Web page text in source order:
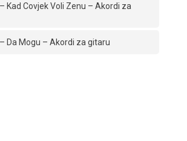
Kad Covjek Voli Zenu – Akordi za
Da Mogu – Akordi za gitaru